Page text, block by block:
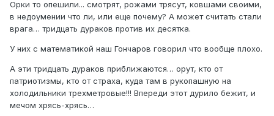
Орки то опешили... смотрят, рожами трясут, ковшами своими,
в недоумении что ли, или еще почему? А может считать стали
врага… тридцать дураков против их десятка.
У них с математикой наш Гончаров говорил что вообще плохо.
А эти тридцать дураков приближаются… орут, кто от
патриотизмы, кто от страха, куда там в рукопашную на
холодильники трехметровые!!! Впереди этот дурило бежит, и
мечом хрясь-хрясь…